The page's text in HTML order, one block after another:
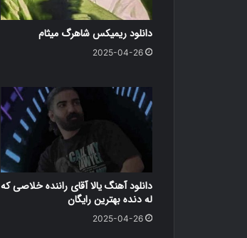
دانلود ریمیکس شاهرگ میثام
2025-04-26
دانلود آهنگ یالا آقای راننده خلاصی که
له دنده بهترین رایگان
2025-04-26